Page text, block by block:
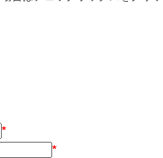
*
*